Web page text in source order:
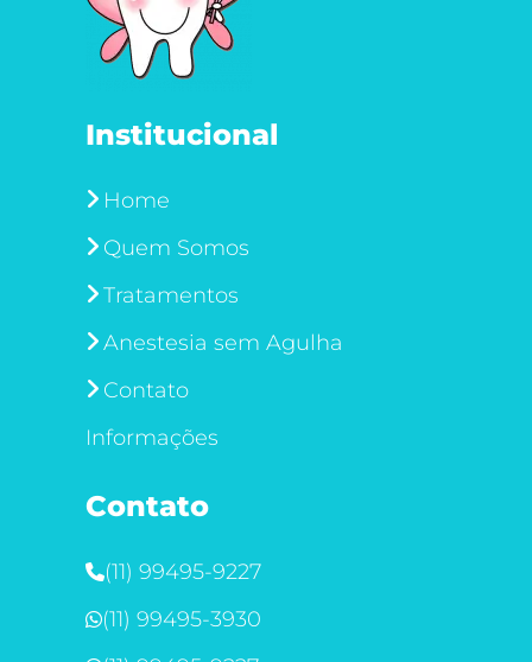
Institucional
Home
Quem Somos
Tratamentos
Anestesia sem Agulha
Contato
Informações
Contato
(11) 99495-9227
(11) 99495-3930